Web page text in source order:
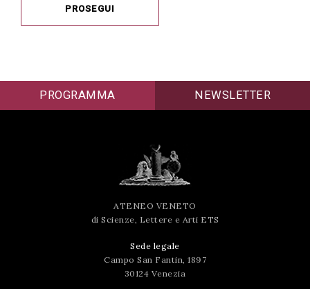
PROSEGUI
PROGRAMMA NEWSLETTER
ATENEO VENETO
di Scienze, Lettere e Arti ETS
Sede legale
Campo San Fantin, 1897
30124 Venezia